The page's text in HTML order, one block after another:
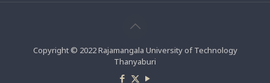
Copyright © 2022 Rajamangala University of Technology
Thanyaburi